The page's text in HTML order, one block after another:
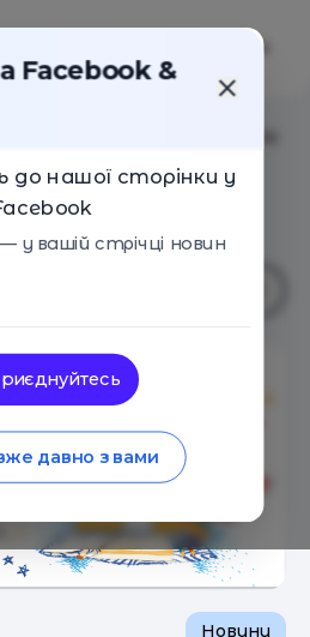
Новини
Facebook &
до нашої сторінки у
у вашій стрічці новин
давно з вами